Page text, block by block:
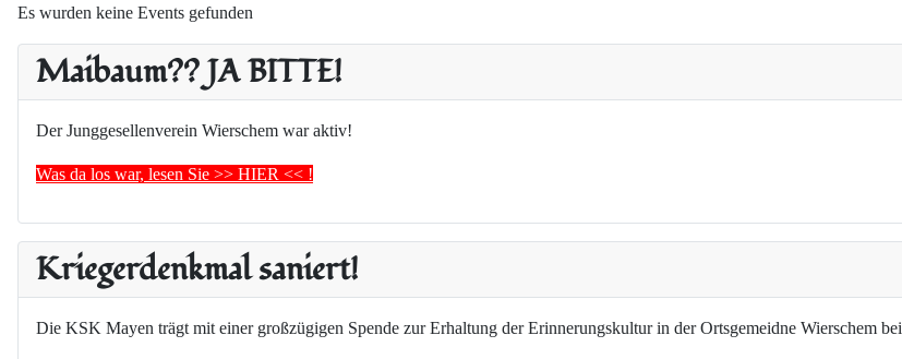
Maibaum?? JA BITTE!
Der Junggesellenverein Wierschem war aktiv!
Was da los war, lesen Sie >> HIER << !
Kriegerdenkmal saniert!
Die KSK Mayen trägt mit einer großzügigen Spende zur Erhaltung der Erinnerungskultur in der Ortsgemeidne Wierschem bei
Es wurden keine Events gefunden